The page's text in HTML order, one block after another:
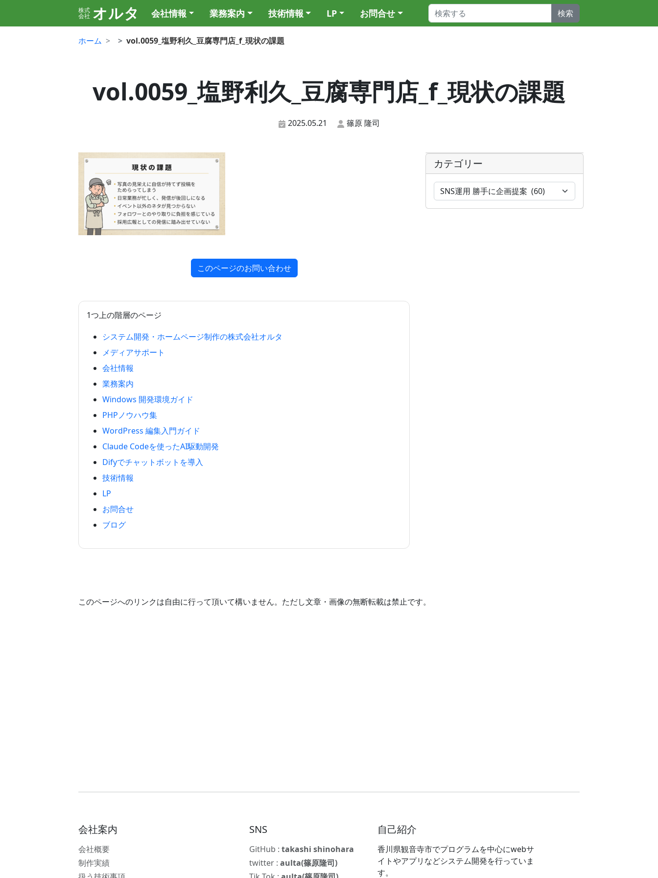
株式
会社 オルタ 会社情報 業務案内 技術情報 LP お問合せ 検索
ホーム vol.0059_塩野利久_豆腐専門店_f_現状の課題
vol.0059_塩野利久_豆腐専門店_f_現状の課題
2025.05.21 篠原 隆司
このページのお問い合わせ
1つ上の階層のページ
システム開発・ホームページ制作の株式会社オルタ
メディアサポート
会社情報
業務案内
Windows 開発環境ガイド
PHPノウハウ集
WordPress 編集入門ガイド
Claude Codeを使ったAI駆動開発
Difyでチャットボットを導入
技術情報
LP
お問合せ
ブログ
カテゴリー
このページへのリンクは自由に行って頂いて構いません。ただし文章・画像の無断転載は禁止です。
会社案内
会社概要
制作実績
SNS
GitHub :takashi shinohara
twitter :aulta(篠原隆司)
自己紹介
香川県観音寺市でプログラムを中心にwebサ
イトやアプリなどシステム開発を行っていま
す。